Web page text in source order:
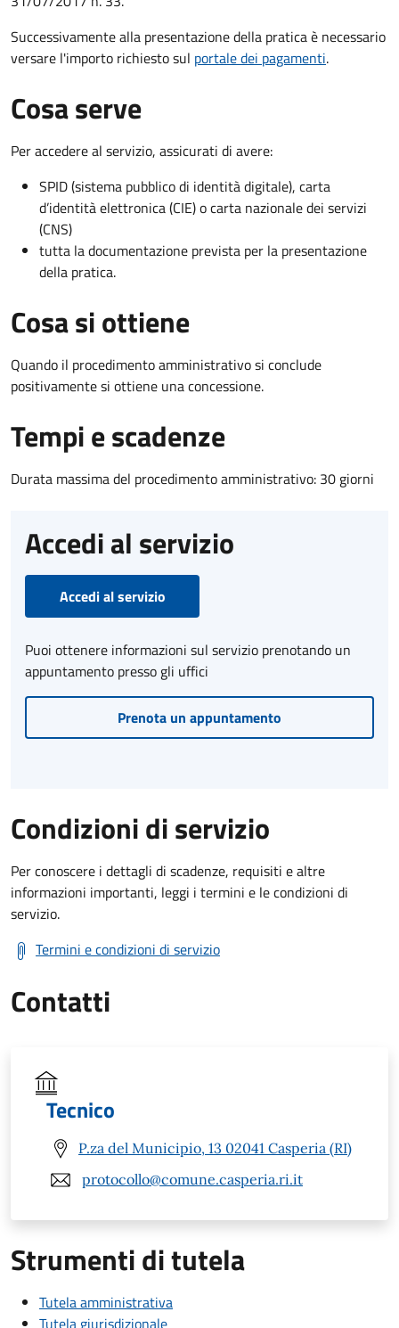
Successivamente alla presentazione della pratica è necessario
versare l'importo richiesto sul portale dei pagamenti.
Cosa serve
Per accedere al servizio, assicurati di avere:
SPID (sistema pubblico di identità digitale), carta
d’identità elettronica (CIE) o carta nazionale dei servizi
(CNS)
tutta la documentazione prevista per la presentazione
della pratica.
Cosa si ottiene
Quando il procedimento amministrativo si conclude
positivamente si ottiene una concessione.
Tempi e scadenze
Durata massima del procedimento amministrativo: 30 giorni
Accedi al servizio
Accedi al servizio
Puoi ottenere informazioni sul servizio prenotando un
appuntamento presso gli uffici
Prenota un appuntamento
Condizioni di servizio
Per conoscere i dettagli di scadenze, requisiti e altre
informazioni importanti, leggi i termini e le condizioni di
servizio.
Termini e condizioni di servizio
Contatti
Tecnico
P.za del Municipio, 13 02041 Casperia (RI)
protocollo@comune.casperia.ri.it
Strumenti di tutela
Tutela amministrativa
Tutela giurisdizionale